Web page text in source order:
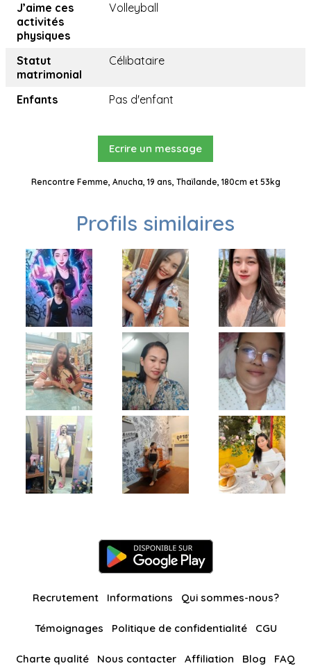
J’aime ces
activités
physiques
Volleyball
Statut
matrimonial
Célibataire
Enfants Pas d'enfant
Ecrire un message
Rencontre Femme, Anucha, 19 ans, Thaïlande, 180cm et 53kg
Profils similaires
Recrutement Informations Qui sommes-nous?
Témoignages Politique de confidentialité CGU
Charte qualité Nous contacter Affiliation Blog FAQ